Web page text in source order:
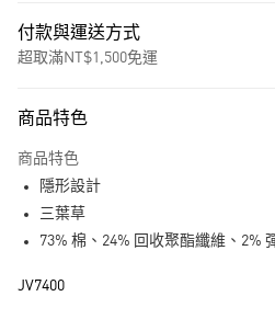
付款與運送方式
超取滿NT$1,500免運
LINE Pay
商品特色
商品特色
隱形設計
三葉草
73% 棉、24% 回收聚酯纖維、2%
JV7400